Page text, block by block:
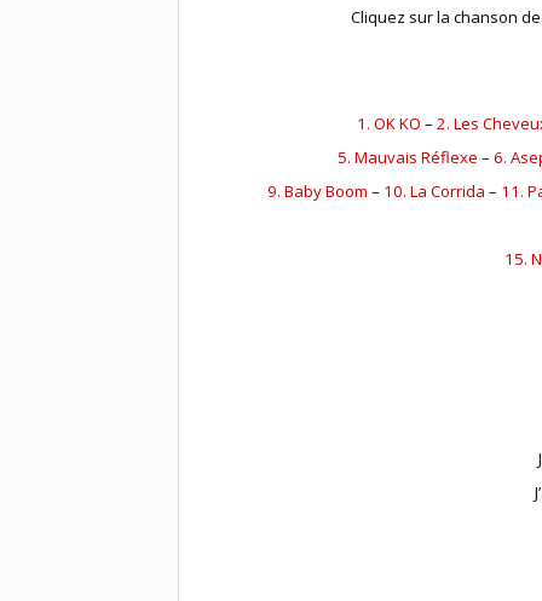
Cliquez sur la chanson
1. OK KO –2. Les
5. Mauvais Réflexe –6.
9. Baby Boom – 10. La Corrida – 11.
15.